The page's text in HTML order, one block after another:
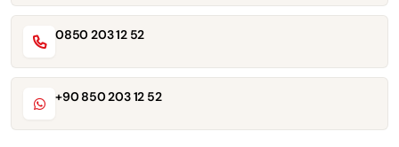
0850 203 12 52
+90 850 203 12 52